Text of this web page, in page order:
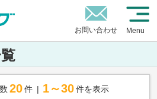
お問い合わせ Menu
20 件 1～30 件を表示